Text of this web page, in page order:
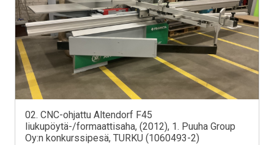
02. CNC-ohjattu Altendorf F45
liukupöytä-/formaattisaha, (2012), 1. Puuha Group
Oy:n konkurssipesä, TURKU (1060493-2)